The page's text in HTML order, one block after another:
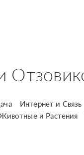
Интернет и Связь
и Растения